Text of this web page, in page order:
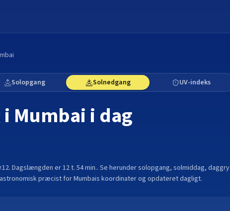
Solopgang Solnedgang UV-indeks
i Mumbai i dag
. Dagslængden er12 t. 54 min.. Se herunder solopgang, solmiddag, daggry
præcist forMumbais koordinater og opdateret dagligt.